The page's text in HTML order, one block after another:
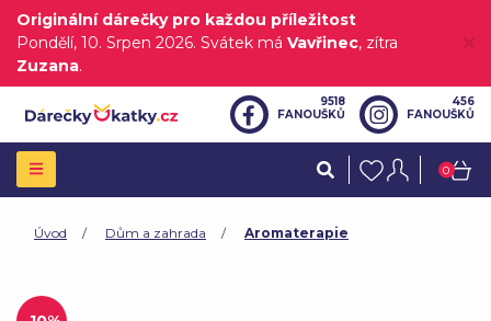
Originální dárečky pro každou příležitost
Pondělí, 10. Srpen 2026. Svátek má Vavřinec, zítra
Zuzana.
9518
FANOUŠKŮ
456
FANOUŠKŮ
0
Úvod Dům a zahrada Aromaterapie